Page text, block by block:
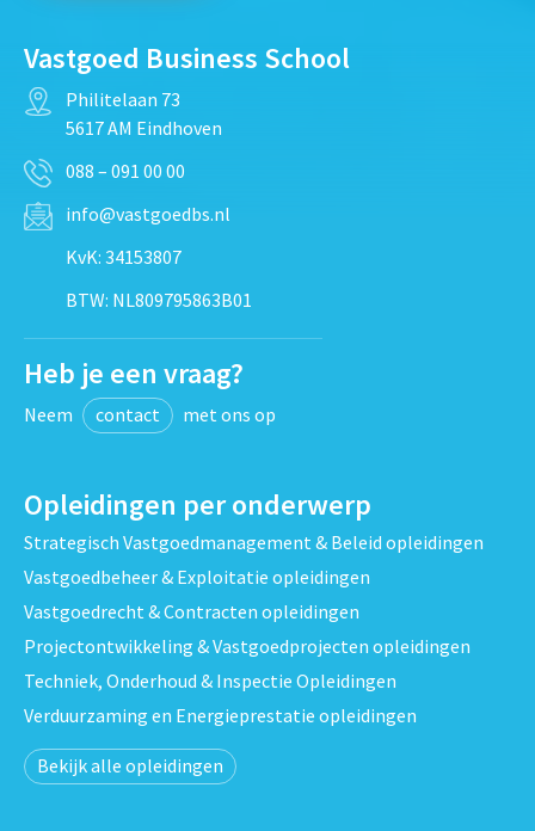
Vastgoed Business School
Philitelaan 73
5617 AM Eindhoven
088 – 091 00 00
info@vastgoedbs.nl
KvK: 34153807
BTW: NL809795863B01
Heb je een vraag?
Neem contact met ons op
Opleidingen per onderwerp
Strategisch Vastgoedmanagement & Beleid opleidingen
Vastgoedbeheer & Exploitatie opleidingen
Vastgoedrecht & Contracten opleidingen
Projectontwikkeling & Vastgoedprojecten opleidingen
Techniek, Onderhoud & Inspectie Opleidingen
Verduurzaming en Energieprestatie opleidingen
Bekijk alle opleidingen